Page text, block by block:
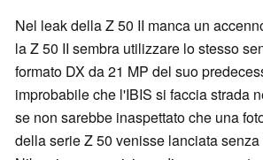
Nel leak della Z 50 II manca un
la Z 50 II sembra utilizzare lo stesso
formato DX da 21 MP del suo
improbabile che l'IBIS si faccia strada
se non sarebbe inaspettato che una
della serie Z 50 venisse lanciata